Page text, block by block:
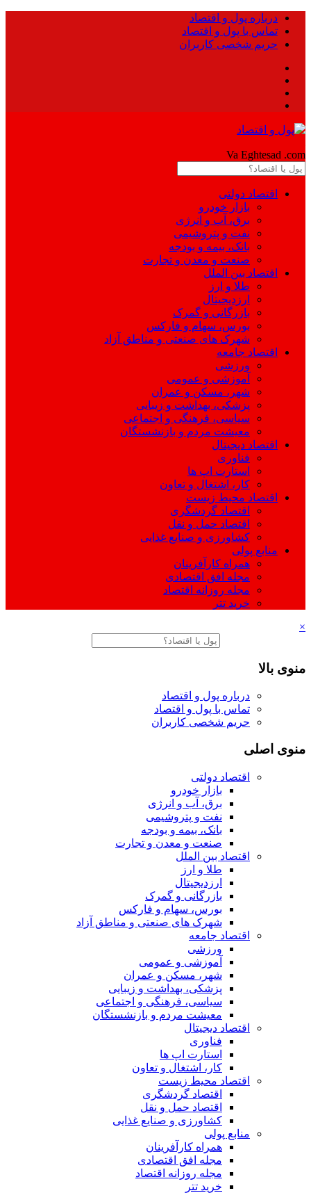
درباره پول و اقتصاد
تماس با پول و اقتصاد
حریم شخصی کاربران
Va Eghtesad .com
اقتصاد دولتی
بازار خودرو
برق، آب و انرژی
نفت و پتروشیمی
بانک، بیمه و بودجه
صنعت و معدن و تجارت
اقتصاد بین الملل
طلا و ارز
ارزدیجیتال
بازرگانی و گمرک
بورس، سهام و فارکس
شهرک های صنعتی و مناطق آزاد
اقتصاد جامعه
ورزشی
آموزشی و عمومی
شهر، مسکن و عمران
پزشکی، بهداشت و زیبایی
سیاسی، فرهنگی و اجتماعی
معیشت مردم و بازنشستگان
اقتصاد دیجیتال
فناوری
استارت اپ ها
کار، اشتغال و تعاون
اقتصاد محیط زیست
اقتصاد گردشگری
اقتصاد حمل و نقل
کشاورزی و صنایع غذایی
منابع پولی
همراه کارآفرینان
مجله افق اقتصادی
مجله روزانه اقتصاد
خرید تتر
×
منوی بالا
درباره پول و اقتصاد
تماس با پول و اقتصاد
حریم شخصی کاربران
منوی اصلی
اقتصاد دولتی
بازار خودرو
برق، آب و انرژی
نفت و پتروشیمی
بانک، بیمه و بودجه
صنعت و معدن و تجارت
اقتصاد بین الملل
طلا و ارز
ارزدیجیتال
بازرگانی و گمرک
بورس، سهام و فارکس
شهرک های صنعتی و مناطق آزاد
اقتصاد جامعه
ورزشی
آموزشی و عمومی
شهر، مسکن و عمران
پزشکی، بهداشت و زیبایی
سیاسی، فرهنگی و اجتماعی
معیشت مردم و بازنشستگان
اقتصاد دیجیتال
فناوری
استارت اپ ها
کار، اشتغال و تعاون
اقتصاد محیط زیست
اقتصاد گردشگری
اقتصاد حمل و نقل
کشاورزی و صنایع غذایی
منابع پولی
همراه کارآفرینان
مجله افق اقتصادی
مجله روزانه اقتصاد
خرید تتر